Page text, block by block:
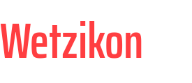
Wetzikon